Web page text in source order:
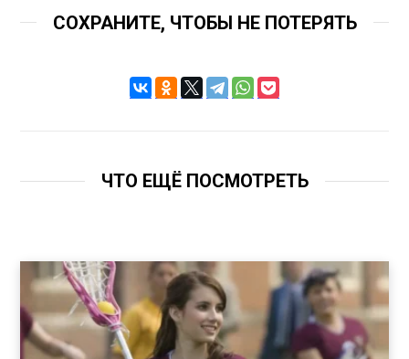
СОХРАНИТЕ, ЧТОБЫ НЕ ПОТЕРЯТЬ
ЧТО ЕЩЁ ПОСМОТРЕТЬ